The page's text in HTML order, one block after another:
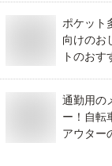
ポケット
向けのお
トのおす
通勤用の
ー！自転
アウター